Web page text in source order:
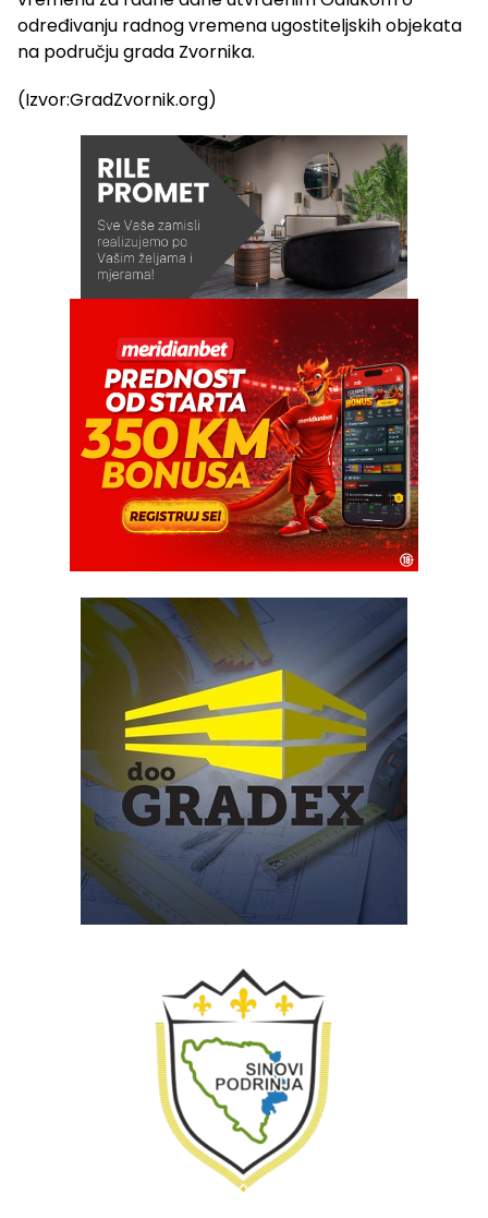
određivanju radnog vremena ugostiteljskih objekata
na području grada Zvornika.
(Izvor:GradZvornik.org)